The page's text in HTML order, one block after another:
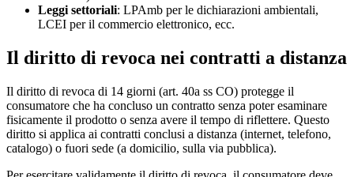
Leggi settoriali: LPAmb per le dichiarazioni ambientali,
LCEI per il commercio elettronico, ecc.
Il diritto di revoca nei contratti a distanza
Il diritto di revoca di 14 giorni (art. 40a ss CO) protegge il
consumatore che ha concluso un contratto senza poter esaminare
fisicamente il prodotto o senza avere il tempo di riflettere. Questo
diritto si applica ai contratti conclusi a distanza (internet, telefono,
catalogo) o fuori sede (a domicilio, sulla via pubblica).